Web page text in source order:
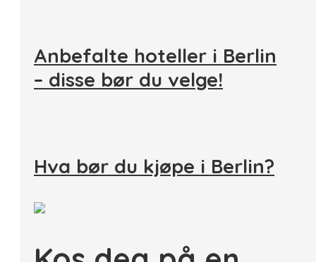
Anbefalte hoteller i Berlin
– disse bør du velge!
Hva bør du kjøpe i Berlin?